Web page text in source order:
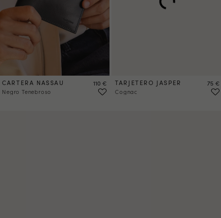
CARTERA NASSAU
Negro Tenebroso
Precio
110 € TARJETERO JASPER
Cognac
75 €